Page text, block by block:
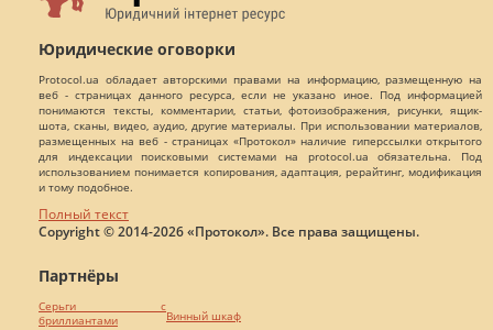
Юридические оговорки
Protocol.ua обладает авторскими правами на информацию, размещенную на
веб - страницах данного ресурса, если не указано иное. Под информацией
понимаются тексты, комментарии, статьи, фотоизображения, рисунки, ящик-
шота, сканы, видео, аудио, другие материалы. При использовании материалов,
размещенных на веб - страницах «Протокол» наличие гиперссылки открытого
для индексации поисковыми системами на protocol.ua обязательна. Под
использованием понимается копирования, адаптация, рерайтинг, модификация
и тому подобное.
Полный текст
Copyright © 2014-2026 «Протокол». Все права защищены.
Партнёры
Серьги с
бриллиантами
Винный шкаф